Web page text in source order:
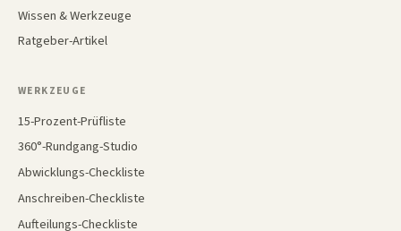
Wissen & Werkzeuge
Ratgeber-Artikel
WERKZEUGE
15-Prozent-Prüfliste
360°-Rundgang-Studio
Abwicklungs-Checkliste
Anschreiben-Checkliste
Aufteilungs-Checkliste